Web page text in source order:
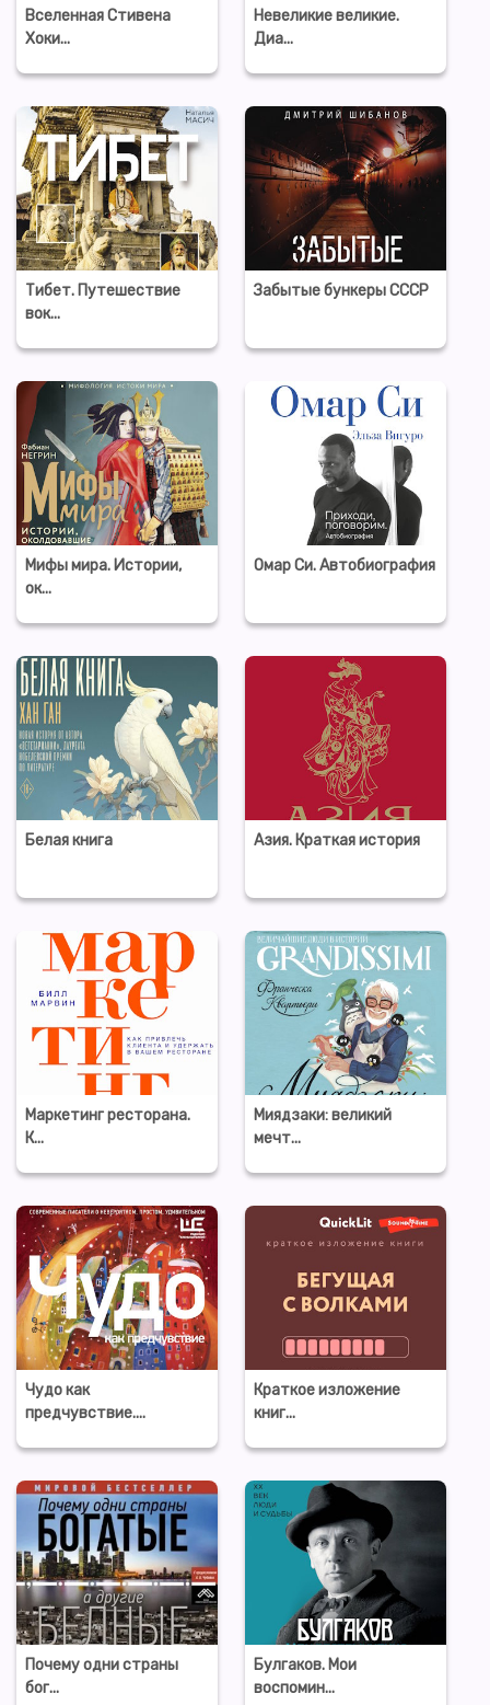
Вселенная Стивена
Хоки...
Невеликие великие.
Диа...
Тибет. Путешествие
вок...
Забытые бункеры СССР
Мифы мира. Истории,
ок...
Омар Си. Автобиография
Белая книга Азия. Краткая история
Маркетинг ресторана.
К...
Миядзаки: великий
мечт...
Чудо как
предчувствие....
Краткое изложение
книг...
Почему одни страны
бог...
Булгаков. Мои
воспомин...